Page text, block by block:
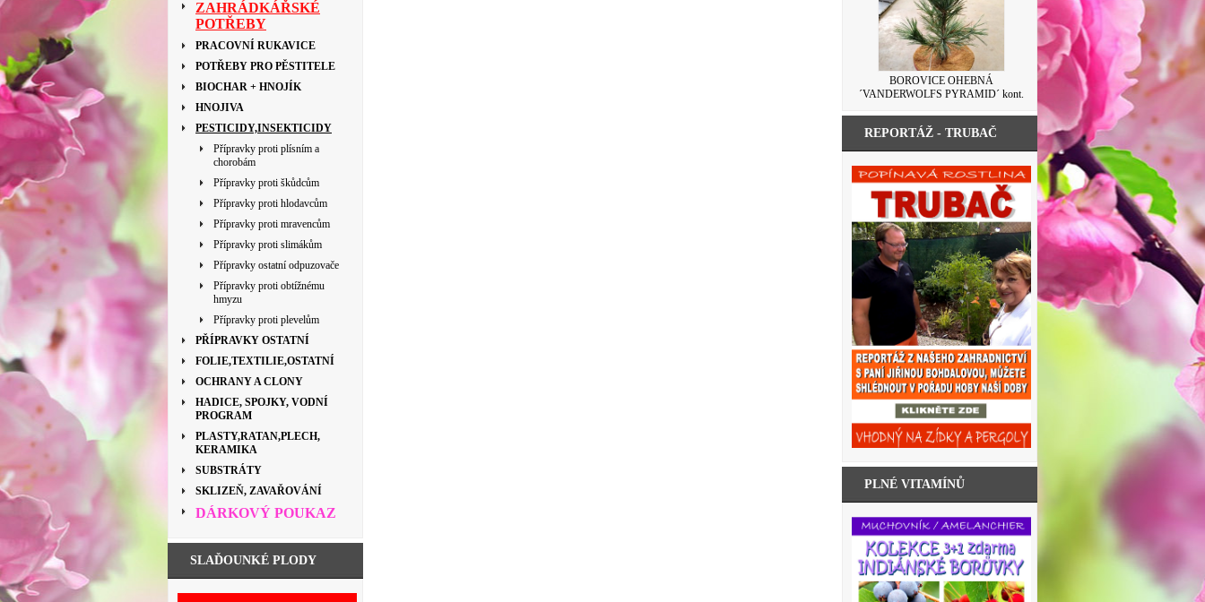
ZAHRÁDKÁŘSKÉ
POTŘEBY
PRACOVNÍ RUKAVICE
POTŘEBY PRO PĚSTITELE
BIOCHAR + HNOJÍK
HNOJIVA
PESTICIDY,INSEKTICIDY
Přípravky proti plísním a
chorobám
Přípravky proti škůdcům
Přípravky proti hlodavcům
Přípravky proti mravencům
Přípravky proti slimákům
Přípravky ostatní odpuzovače
Přípravky proti obtížnému
hmyzu
Přípravky proti plevelům
PŘÍPRAVKY OSTATNÍ
FOLIE,TEXTILIE,OSTATNÍ
OCHRANY A CLONY
HADICE, SPOJKY, VODNÍ
PROGRAM
PLASTY,RATAN,PLECH,
KERAMIKA
SUBSTRÁTY
SKLIZEŇ, ZAVAŘOVÁNÍ
DÁRKOVÝ POUKAZ
SLAĎOUNKÉ PLODY
BOROVICE OHEBNÁ
´VANDERWOLFS PYRAMID´ kont.
SKLENICE ZAVAŘOVACÍ S VÍČKEM
LEVANDULE 500ML
REPORTÁŽ - TRUBAČ
PLNÉ VITAMÍNŮ